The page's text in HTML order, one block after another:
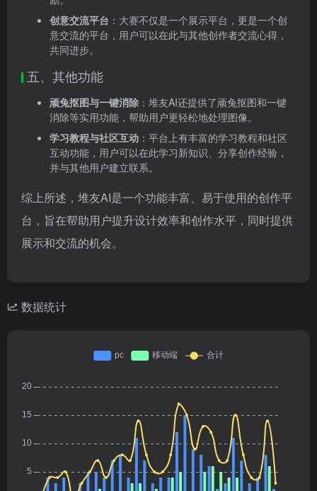
创意交流平台 ：大赛不仅是一个展示平台，更是一个创
意交流的平台，用户可以在此与其他创作者交流心得，
共同进步。
五、其他功能
顽兔抠图与一键消除 ：堆友AI还提供了顽兔抠图和一键
消除等实用功能，帮助用户更轻松地处理图像。
学习教程与社区互动 ：平台上有丰富的学习教程和社区
互动功能，用户可以在此学习新知识、分享创作经验，
并与其他用户建立联系。
综上所述，堆友AI是一个功能丰富、易于使用的创作平
台，旨在帮助用户提升设计效率和创作水平，同时提供
展示和交流的机会。
数据统计